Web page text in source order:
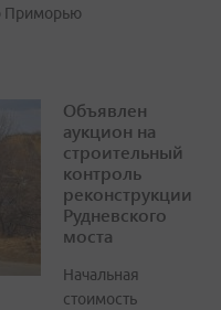
Приморью
Объявлен
аукцион на
строительный
контроль
реконструкции
Рудневского
моста
Начальная
стоимость